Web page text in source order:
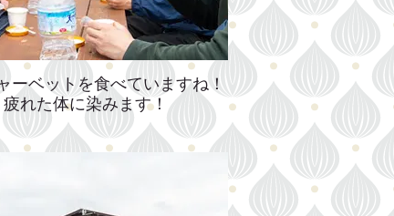
ーベットを食べていますね！
疲れた体に染みます！